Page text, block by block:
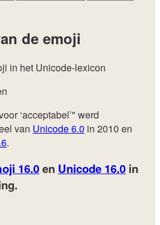
de emoji
in het Unicode-lexicon
‘acceptabel’" werd
van Unicode 6.0 in 2010 en
.
16.0en Unicode 16.0 in